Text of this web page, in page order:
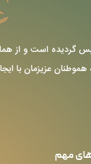
حاج عباس عابدینی
هموطنان عزیزمان با
مهم